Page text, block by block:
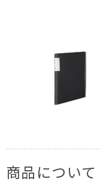
商品について